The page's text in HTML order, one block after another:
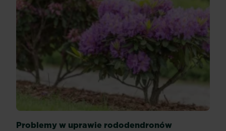
Problemy w uprawie rododendronów